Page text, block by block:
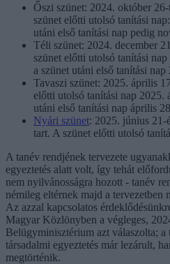
Őszi szünet: 2024. október
szünet előtti utolsó tanítási
utáni első tanítási nap pedig
Téli szünet: 2024. december
szünet előtti utolsó tanítási
a szünet utáni első tanítási
Tavaszi szünet: 2025. április
előtti utolsó tanítási nap 2025.
utáni első tanítási nap április
Nyári szünet: 2025. június 21-
tart. A szünet előtti utolsó
A tanév rendjének tervezete
egyeztetés alatt volt, így tehát
nem nyilvánosságra hozott - tanév
némileg eltérnek majd a tervezetben
Az azzal kapcsolatos
Magyar Közlönyben a végleges,
Belügyminisztérium azt válaszolta; a
társadalmi egyeztetés már lezárult,
megtörténik.